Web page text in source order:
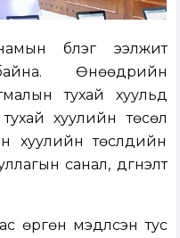
бүлэг ээлжит
Өнөөдрийн
тухай хуульд
хуулийн төсөл
хуулийн төслүүдийн
санал, дүгнэлт
өргөн мэдүүлсэн тус